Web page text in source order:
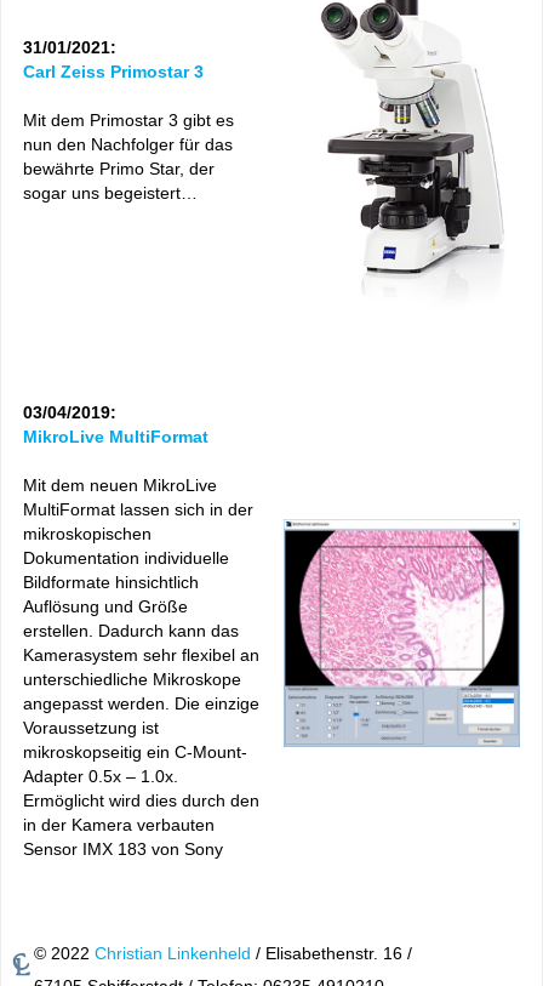
31/01/2021:
Carl Zeiss Primostar 3
Mit dem Primostar 3 gibt es
nun den Nachfolger für das
bewährte Primo Star, der
sogar uns begeistert…
03/04/2019:
MikroLive MultiFormat
Mit dem neuen MikroLive
MultiFormat lassen sich in der
mikroskopischen
Dokumentation individuelle
Bildformate hinsichtlich
Auflösung und Größe
erstellen. Dadurch kann das
Kamerasystem sehr flexibel an
unterschiedliche Mikroskope
angepasst werden. Die einzige
Voraussetzung ist
mikroskopseitig ein C-Mount-
Adapter 0.5x – 1.0x.
Ermöglicht wird dies durch den
in der Kamera verbauten
Sensor IMX 183 von Sony
© 2022 Christian Linkenheld / Elisabethenstr. 16 /